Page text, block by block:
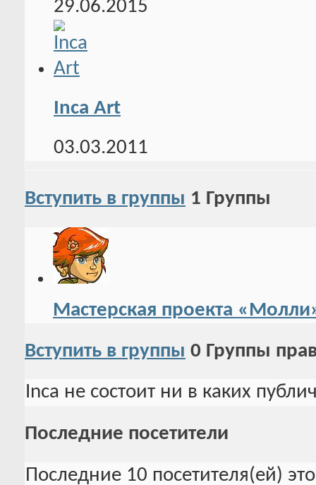
29.06.2015
Inca Art
03.03.2011
Вступить в группы 1 Группы
Мастерская проекта
Вступить в группы 0 Группы
Inca не состоит ни в каких
Последние посетители
Последние 10 посетителя(ей)